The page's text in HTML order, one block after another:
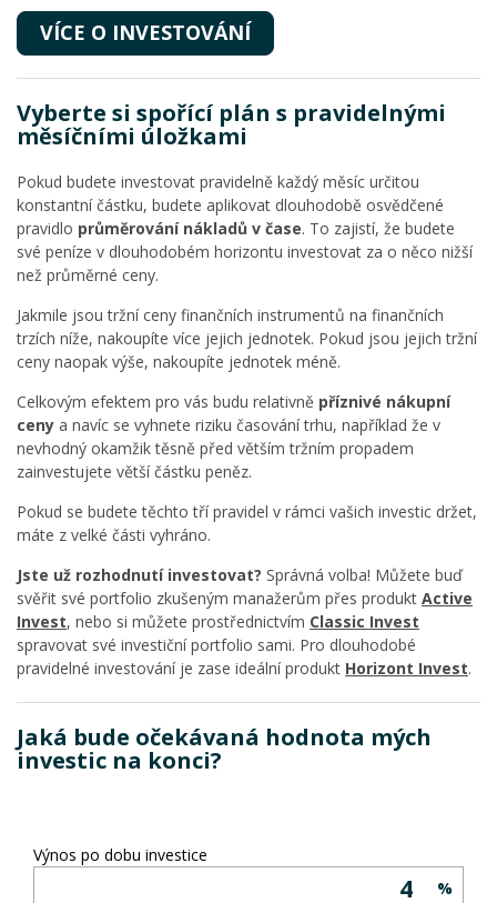
VÍCE O INVESTOVÁNÍ
Vyberte si spořící plán s pravidelnými
měsíčními úložkami
Pokud budete investovat pravidelně každý měsíc určitou
konstantní částku, budete aplikovat dlouhodobě osvědčené
pravidlo průměrování nákladů v čase. To zajistí, že budete
své peníze v dlouhodobém horizontu investovat za o něco nižší
než průměrné ceny.
Jakmile jsou tržní ceny finančních instrumentů na finančních
trzích níže, nakoupíte více jejich jednotek. Pokud jsou jejich tržní
ceny naopak výše, nakoupíte jednotek méně.
Celkovým efektem pro vás budu relativně příznivé nákupní
ceny a navíc se vyhnete riziku časování trhu, například že v
nevhodný okamžik těsně před větším tržním propadem
zainvestujete větší částku peněz.
Pokud se budete těchto tří pravidel v rámci vašich investic držet,
máte z velké části vyhráno.
Jste už rozhodnutí investovat? Správná volba! Můžete buď
svěřit své portfolio zkušeným manažerům přes produkt Active
Invest, nebo si můžete prostřednictvím Classic Invest
spravovat své investiční portfolio sami. Pro dlouhodobé
pravidelné investování je zase ideální produkt Horizont Invest.
Jaká bude očekávaná hodnota mých
investic na konci?
Výnos po dobu investice
%